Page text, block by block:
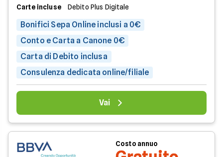
Carte incluse
Debito Plus Digitale
Bonifici Sepa Online inclusi a 0€
Conto e Carta a Canone 0€
Carta di Debito inclusa
Consulenza dedicata online/filiale
Vai
Costo annuo